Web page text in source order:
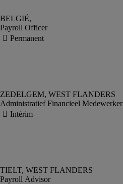
Payroll Officer
Administratief Financieel Medewerker
Payroll Advisor